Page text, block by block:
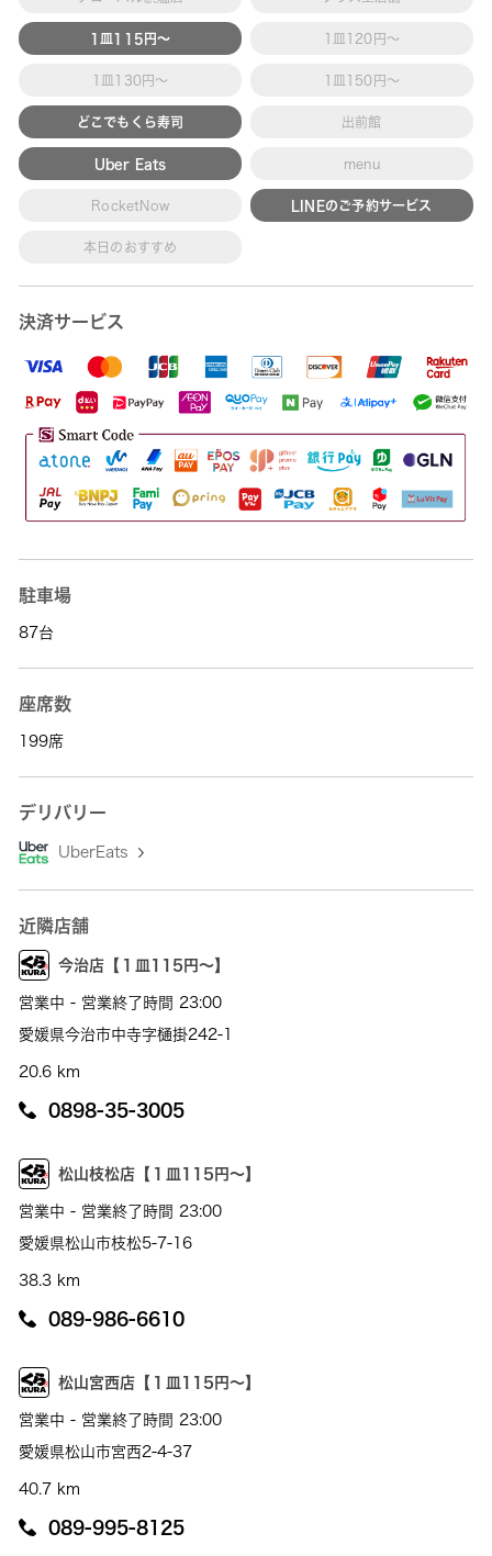
1皿115円～ 1皿120円～
1皿130円～ 1皿150円～
どこでもくら寿司 出前館
Uber Eats menu
RocketNow LINEのご予約サービス
本日のおすすめ
決済サービス
駐車場
87台
座席数
199席
デリバリー
UberEats
近隣店舗
今治店【１皿115円～】
営業中 - 営業終了時間 23:00
愛媛県今治市中寺字樋掛242-1
20.6 km
0898-35-3005
松山枝松店【１皿115円～】
営業中 - 営業終了時間 23:00
愛媛県松山市枝松5-7-16
38.3 km
089-986-6610
松山宮西店【１皿115円～】
営業中 - 営業終了時間 23:00
愛媛県松山市宮西2-4-37
40.7 km
089-995-8125